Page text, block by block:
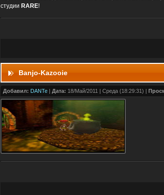
студии RARE!
Banjo-Kazooie
Добавил: DANTe | Дата: 18/Май/2011 | Среда (18:29:31) |